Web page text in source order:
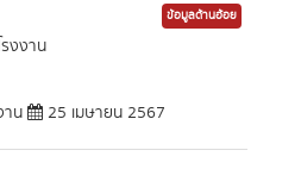
ข้อมูลด้านอ้อย
งงาน
าน 25 เมษายน 2567